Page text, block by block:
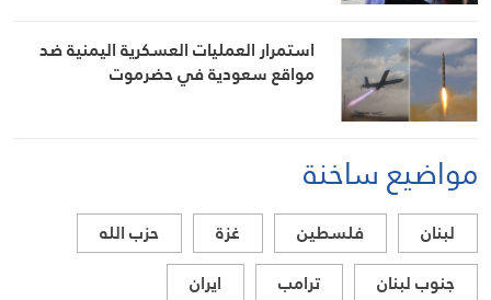
استمرار العمليات العسكرية اليمنية ضد
مواقع سعودية في حضرموت
مواضيع ساخنة
لبنان فلسطين غزة
حزب الله
جنوب لبنان
ترامب
ايران